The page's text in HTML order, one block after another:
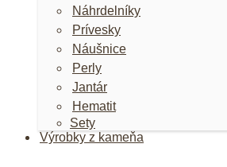
Náhrdelníky
Prívesky
Náušnice
Perly
Jantár
Hematit
Sety
Výrobky z kameňa